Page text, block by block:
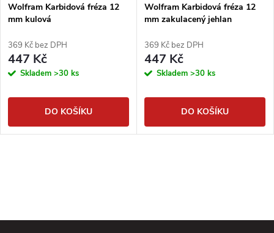
Wolfram Karbidová fréza 12
mm kulová
369 Kč bez DPH
447 Kč
Skladem >30 ks
DO KOŠÍKU
Wolfram Karbidová fréza 12
mm zakulacený jehlan
369 Kč bez DPH
447 Kč
Skladem >30 ks
DO KOŠÍKU